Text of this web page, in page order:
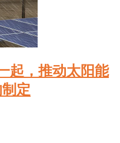
起，推动太阳能
定